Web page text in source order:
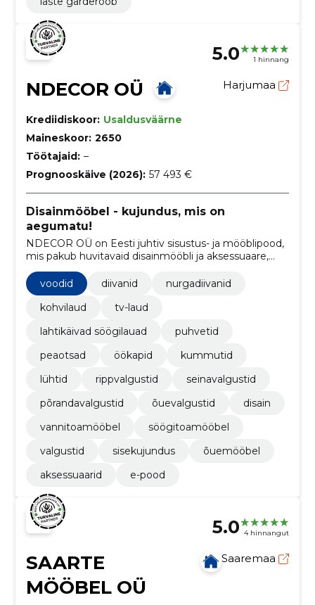
5.0 1 hinnang
NDECOR OÜ Harjumaa
Krediidiskoor: Usaldusväärne
Maineskoor: 2650
Töötajaid: –
Prognooskäive (2026): 57 493 €
Disainmööbel - kujundus, mis on
aegumatu!
NDECOR OÜ on Eesti juhtiv sisustus- ja mööblipood,
mis pakub huvitavaid disainmööbli ja aksessuaare,
lisaks ka sisekujundusteenust.
voodid
diivanid
nurgadiivanid
kohvilaud
tv-laud
lahtikäivad söögilauad
puhvetid
peaotsad
öökapid
kummutid
lühtid
rippvalgustid
seinavalgustid
põrandavalgustid
õuevalgustid
disain
vannitoamööbel
söögitoamööbel
valgustid
sisekujundus
õuemööbel
aksessuaarid
e-pood
5.0 4 hinnangut
SAARTE
MÖÖBEL OÜ
Saaremaa